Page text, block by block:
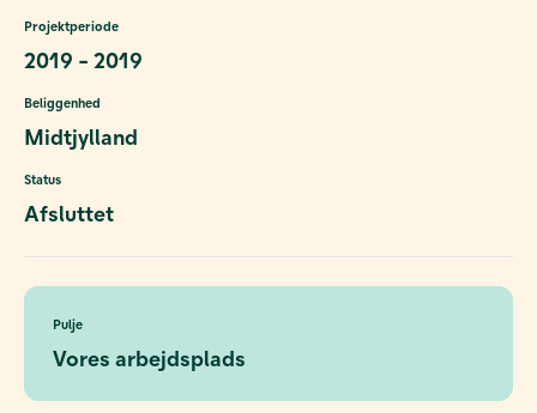
Projektperiode
2019 - 2019
Beliggenhed
Midtjylland
Status
Afsluttet
Pulje
Vores arbejdsplads